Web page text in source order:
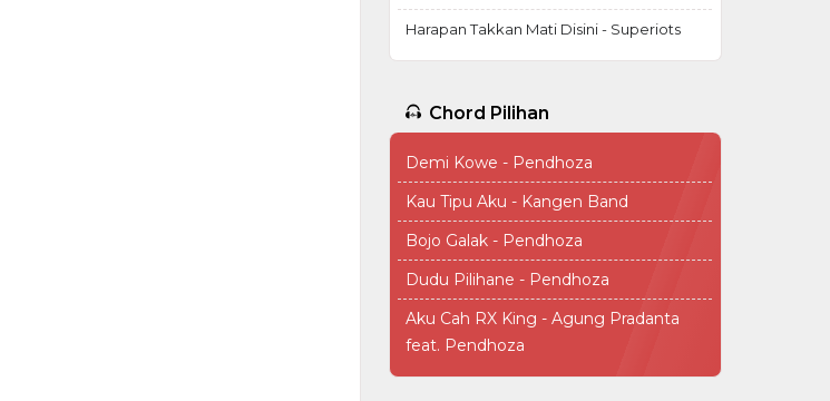
Harapan Takkan Mati Disini - Superiots
Chord Pilihan
Demi Kowe - Pendhoza
Kau Tipu Aku - Kangen Band
Bojo Galak - Pendhoza
Dudu Pilihane - Pendhoza
Aku Cah RX King - Agung Pradanta
feat. Pendhoza